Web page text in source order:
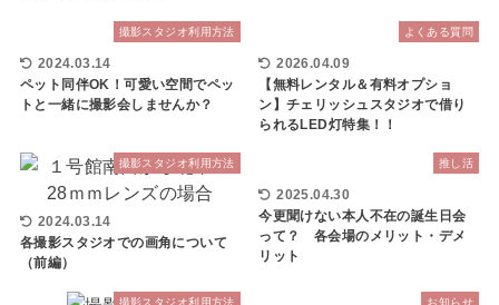
撮影スタジオ利用方法
2024.03.14
ペット同伴OK！可愛い空間でペッ
トと一緒に撮影会しませんか？
よくある質問
2026.04.09
【無料レンタル＆有料オプショ
ン】チェリッシュスタジオで借り
られるLED灯特集！！
撮影スタジオ利用方法
2024.03.14
各撮影スタジオでの画角について
（前編）
推し活
2025.04.30
今更聞けない本人不在の誕生日会
って？ 各会場のメリット・デメ
リット
撮影スタジオ利用方法 お知らせ